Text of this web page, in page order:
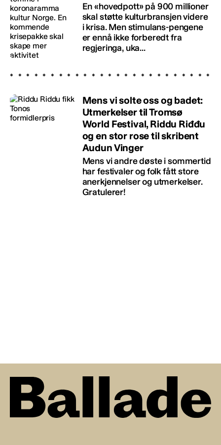
En «hovedpott» på 900 millioner
skal støtte kulturbransjen videre
i krisa. Men stimulans-pengene
er ennå ikke forberedt fra
regjeringa, uka...
Mens vi solte oss og badet:
Utmerkelser til Tromsø
World Festival, Riddu Riđđu
og en stor rose til skribent
Audun Vinger
Mens vi andre døste i sommertid
har festivaler og folk fått store
anerkjennelser og utmerkelser.
Gratulerer!